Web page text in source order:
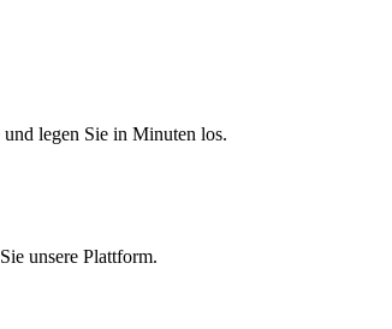
legen Sie in Minuten los.
unsere Plattform.